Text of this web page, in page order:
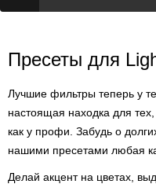
Пресеты для
Лучшие фильтры теперь у
настоящая находка для
как у профи. Забудь о
нашими пресетами любая
Делай акцент на цветах,